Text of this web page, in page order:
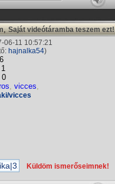
,Saját videótáramba teszem ezt!
06-11 10:57:21
hajnalka54)
0
, vicces,
vicces
Küldöm ismerőseimnek!